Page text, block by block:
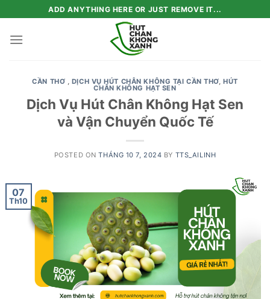
to
content
ADD ANYTHING HERE OR JUST REMOVE IT...
CẦN THƠ , DỊCH VỤ HÚT CHÂN KHÔNG TẠI CẦN THƠ,HÚT
CHÂN KHÔNG HẠT SEN
Dịch Vụ Hút Chân Không Hạt Sen
và Vận Chuyển Quốc Tế
POSTED ONTHÁNG 10 7, 2024 BY TTS_AILINH
07
Th10